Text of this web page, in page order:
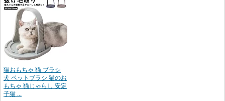
猫おもちゃ 猫 ブラシ
犬 ペットブラシ 猫のお
もちゃ 猫じゃらし 安定
子猫 ...